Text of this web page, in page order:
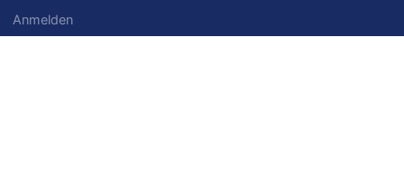
Benutzermenü
Anmelden